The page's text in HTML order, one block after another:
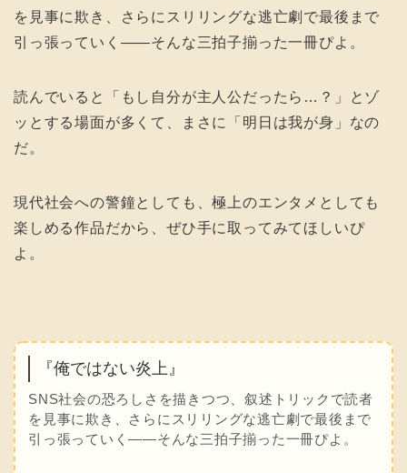
を見事に欺き、さらにスリリングな逃亡劇で最後まで
引っ張っていく――そんな三拍子揃った一冊ぴよ。
読んでいると「もし自分が主人公だったら…？」とゾ
ッとする場面が多くて、まさに「明日は我が身」なの
だ。
現代社会への警鐘としても、極上のエンタメとしても
楽しめる作品だから、ぜひ手に取ってみてほしいぴ
よ。
『俺ではない炎上』
SNS社会の恐ろしさを描きつつ、叙述トリックで読者
を見事に欺き、さらにスリリングな逃亡劇で最後まで
引っ張っていく――そんな三拍子揃った一冊ぴよ。